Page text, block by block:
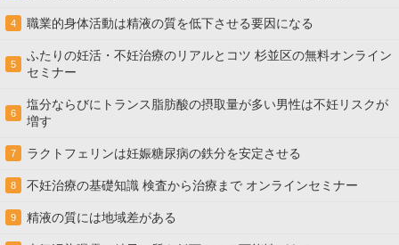
4 職業的身体活動は精液の質を低下させる要因になる
5
ふたりの妊活・不妊治療のリアルとコツ 杉並区の無料オンライン
セミナー
6
塩分ならびにトランス脂肪酸の摂取量が多い男性は不妊リスクが
増す
7 ラクトフェリンは妊娠糖尿病の鉄分を安定させる
8 不妊治療の基礎知識 検査から治療まで オンラインセミナー
9 精液の質には地域差がある